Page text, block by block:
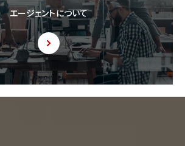
エージェントについて